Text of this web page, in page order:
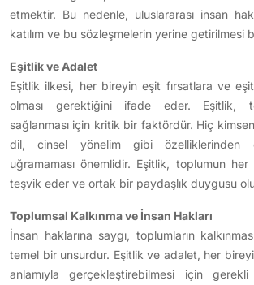
etmektir. Bu nedenle, uluslararası insan
katılım ve bu sözleşmelerin yerine getirilmesi
Eşitlik ve Adalet
Eşitlik ilkesi, her bireyin eşit fırsatlara ve
olması gerektiğini ifade eder. Eşitlik,
sağlanması için kritik bir faktördür. Hiç
dil, cinsel yönelim gibi özelliklerinden
uğramaması önemlidir. Eşitlik, toplumun her
teşvik eder ve ortak bir paydaşlık duygusu
Toplumsal Kalkınma ve İnsan Hakları
İnsan haklarına saygı, toplumların
temel bir unsurdur. Eşitlik ve adalet, her
anlamıyla gerçekleştirebilmesi için